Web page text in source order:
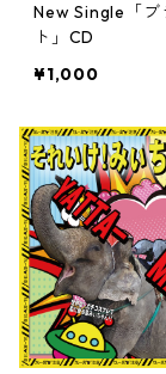
New Single「ブ
ト」CD
¥1,000